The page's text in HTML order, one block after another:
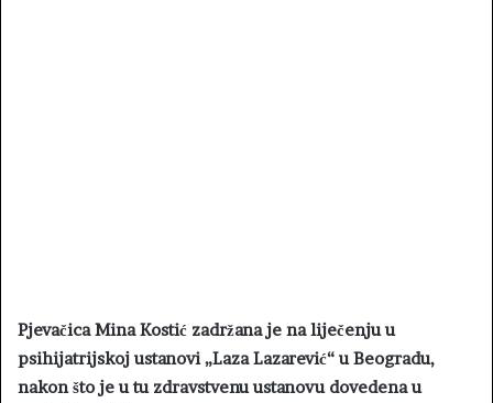
Pjevačica Mina Kostić zadržana je na liječenju u
psihijatrijskoj ustanovi „Laza Lazarević“ u Beogradu,
nakon što je u tu zdravstvenu ustanovu dovedena u